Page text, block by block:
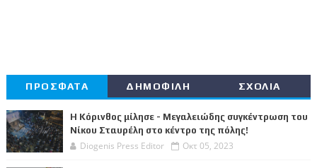
ΠΡΟΣΦΑΤΑ ΔΗΜΟΦΙΛΗ ΣΧΟΛΙΑ
Η Κόρινθος μίλησε - Μεγαλειώδης συγκέντρωση του
Νίκου Σταυρέλη στο κέντρο της πόλης!
Diogenis Press Editor Οκτ 05, 2023